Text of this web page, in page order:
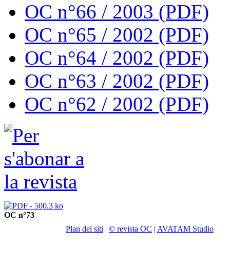
OC n°66 / 2003 (PDF)
OC n°65 / 2002 (PDF)
OC n°64 / 2002 (PDF)
OC n°63 / 2002 (PDF)
OC n°62 / 2002 (PDF)
OC n°73
Plan del siti | © revista OC | AVATAM Studio